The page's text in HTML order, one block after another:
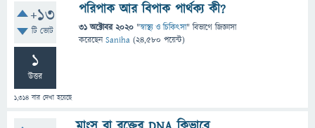
+13
টি ভোট
1
উত্তর
1,314 বার দেখা হয়েছে
পরিপাক আর বিপাক পার্থক্য কী?
31 অক্টোবর 2020 "স্বাস্থ্য ও চিকিৎসা" বিভাগে জিজ্ঞাসা
করেছেনSaniha (24,580 পয়েন্ট)